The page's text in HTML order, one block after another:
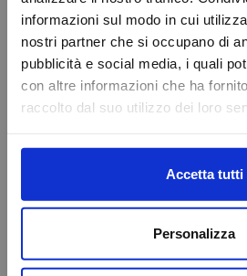
informazioni sul modo in cui
nostri partner che si occupano di
pubblicità e social media, i quali
con altre informazioni che ha
raccolto dal suo utilizzo dei loro
Accetta tutti
Personalizza
Online Booking
Service Eschini Auto
Magazzino e Ricambi
VAI ALLA
Caricamento veicoli